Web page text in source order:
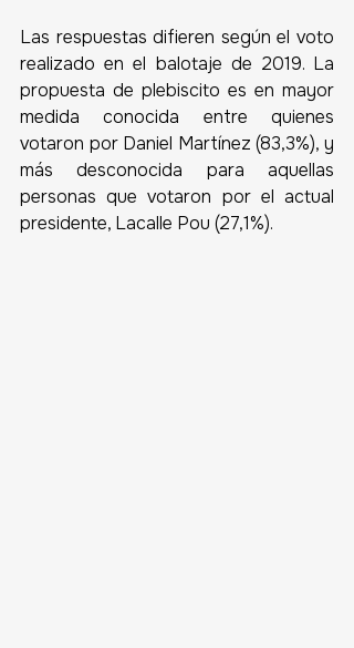
Las respuestas difieren según el voto
realizado en el balotaje de 2019. La
propuesta de plebiscito es en mayor
medida conocida entre quienes
votaron por Daniel Martínez (83,3%), y
más desconocida para aquellas
personas que votaron por el actual
presidente, Lacalle Pou (27,1%).